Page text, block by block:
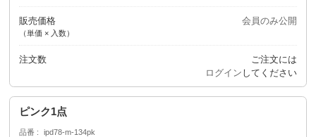
販売価格
（単価 × 入数）
会員のみ公開
注文数
ご注文には
ログイン してください
ピンク1点
品番 ipd78-m-134pk